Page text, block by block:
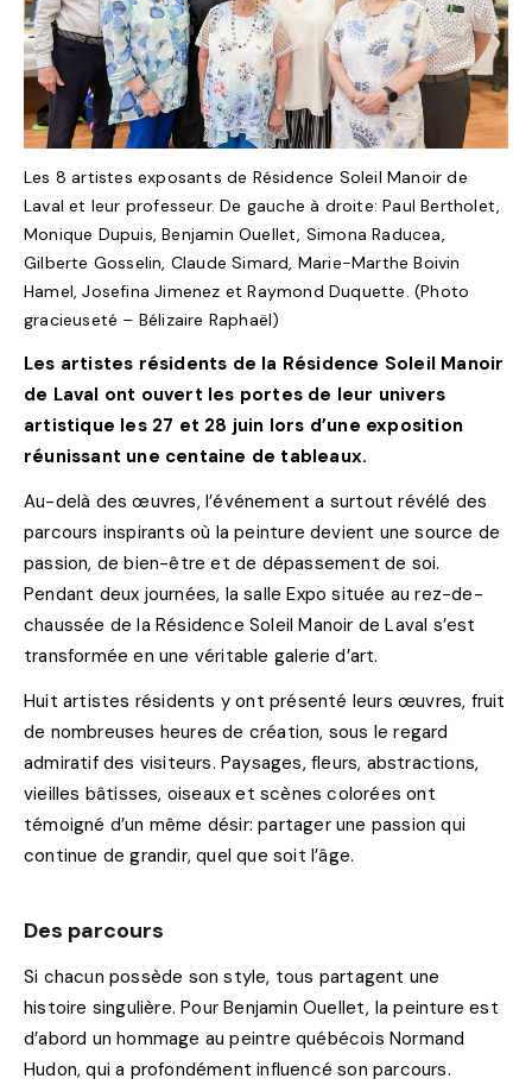
Les 8 artistes exposants de Résidence Soleil Manoir de
Laval et leur professeur. De gauche à droite: Paul Bertholet,
Monique Dupuis, Benjamin Ouellet, Simona Raducea,
Gilberte Gosselin, Claude Simard, Marie-Marthe Boivin
Hamel, Josefina Jimenez et Raymond Duquette. (Photo
gracieuseté – Bélizaire Raphaël)
Les artistes résidents de la Résidence Soleil Manoir
de Laval ont ouvert les portes de leur univers
artistique les 27 et 28 juin lors d’une exposition
réunissant une centaine de tableaux.
Au-delà des œuvres, l’événement a surtout révélé des
parcours inspirants où la peinture devient une source de
passion, de bien-être et de dépassement de soi.
Pendant deux journées, la salle Expo située au rez-de-
chaussée de la Résidence Soleil Manoir de Laval s’est
transformée en une véritable galerie d’art.
Huit artistes résidents y ont présenté leurs œuvres, fruit
de nombreuses heures de création, sous le regard
admiratif des visiteurs. Paysages, fleurs, abstractions,
vieilles bâtisses, oiseaux et scènes colorées ont
témoigné d’un même désir: partager une passion qui
continue de grandir, quel que soit l’âge.
Des parcours
Si chacun possède son style, tous partagent une
histoire singulière. Pour Benjamin Ouellet, la peinture est
d’abord un hommage au peintre québécois Normand
Hudon, qui a profondément influencé son parcours.